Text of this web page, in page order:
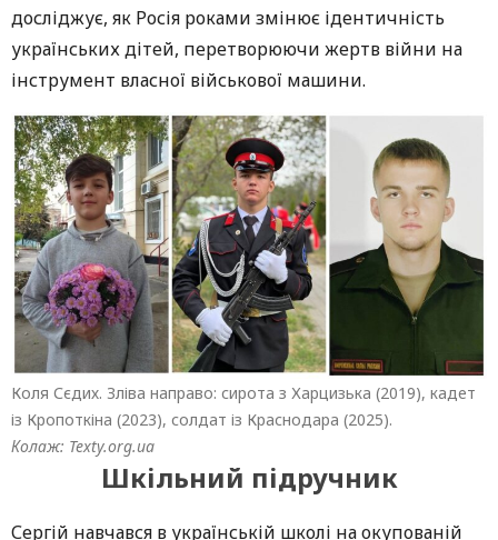
досліджує, як Росія роками змінює ідентичність
українських дітей, перетворюючи жертв війни на
інструмент власної військової машини.
Коля Сєдих. Зліва направо: сирота з Харцизька (2019), кадет
із Кропоткіна (2023), солдат із Краснодара (2025).
Колаж: Texty.org.ua
Шкільний підручник
Сергій навчався в українській школі на окупованій